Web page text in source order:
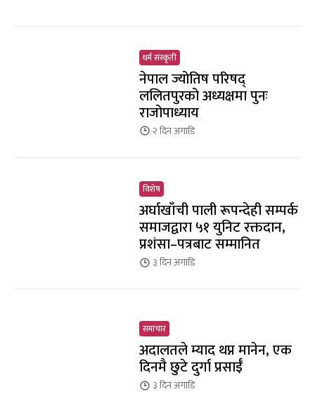
धर्म संस्कृती
नेपाल ज्योतिष परिषद्
ललितपुरको अध्यक्षमा पुनः
राजोपाध्याय
२ दिनअगाडि
विशेष
अर्घाखाँची पाली रूपन्देही सम्पर्क
समाजद्वारा ५१ युनिट रक्तदान,
प्रशंसा–पत्रबाट सम्मानित
३ दिनअगाडि
समाचार
अदालतले म्याद थप्न मानेन, एक
दिनमै छुटे दुर्गा प्रसाईँ
३ दिनअगाडि